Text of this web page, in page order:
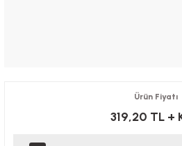
Ürün Fiyatı
319,20 TL +